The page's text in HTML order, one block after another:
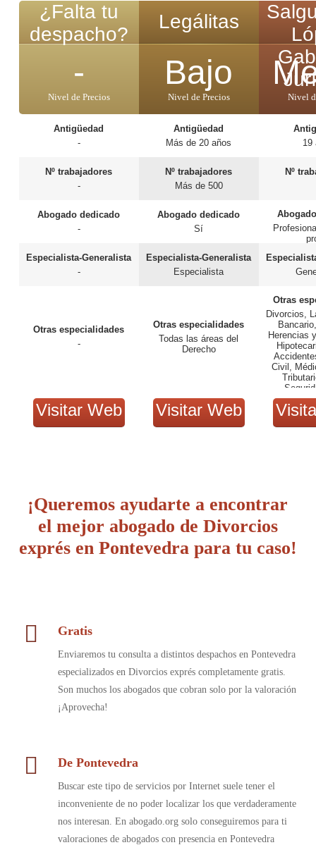
¿Falta tu
despacho?
-
Nivel de Precios
Antigüedad
-
Nº trabajadores
-
Abogado dedicado
-
Especialista-Generalista
-
Otras especialidades
-
Visitar Web
Legálitas
Bajo
Nivel de Precios
Antigüedad
Más de 20 años
Nº trabajadores
Más de 500
Abogado dedicado
Sí
Especialista-Generalista
Especialista
Otras especialidades
Todas las áreas del
Derecho
Visitar Web
Nivel
19
Nº
Otras
Divorcios,
Herencias
Civil,
¡Queremos ayudarte a encontrar
el mejor abogado de Divorcios
exprés en Pontevedra para tu caso!
Gratis
Enviaremos tu consulta a distintos despachos en Pontevedra
especializados en Divorcios exprés completamente gratis.
Son muchos los abogados que cobran solo por la valoración
¡Aprovecha!
De Pontevedra
Buscar este tipo de servicios por Internet suele tener el
inconveniente de no poder localizar los que verdaderamente
nos interesan. En abogado.org solo conseguiremos para ti
valoraciones de abogados con presencia en Pontevedra